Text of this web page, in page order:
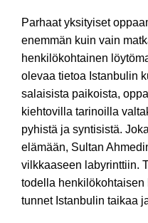
Parhaat yksityiset
enemmän kuin vain
henkilökohtainen
olevaa tietoa Istanbulin
salaisista paikoista,
kiehtovilla tarinoilla
pyhistä ja syntisistä.
elämään, Sultan
vilkkaaseen labyrinttiin.
todella henkilökohtaisen
tunnet Istanbulin taikaa